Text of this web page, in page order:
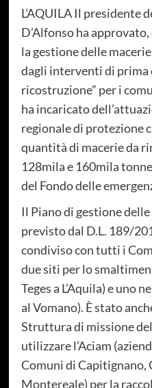
L’AQUILA Il presidente
D’Alfonso ha
la gestione delle
dagli interventi di prima
ricostruzione” per i
ha incaricato
regionale di protezione
quantità di macerie da
128mila e 160mila
del Fondo delle
Il Piano di gestione
previsto dal D.L. 189/
condiviso con tutti i
due siti per lo
Teges a L’Aquila) e uno
al Vomano). È stato
Struttura di missione
utilizzare l’Aciam
Comuni di Capitignano,
Montereale) per la